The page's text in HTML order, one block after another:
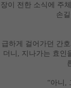
장이 전한 소식에 주
손
급하게 걸어가던 간
더니 , 지나가는 효인
“아니 ,